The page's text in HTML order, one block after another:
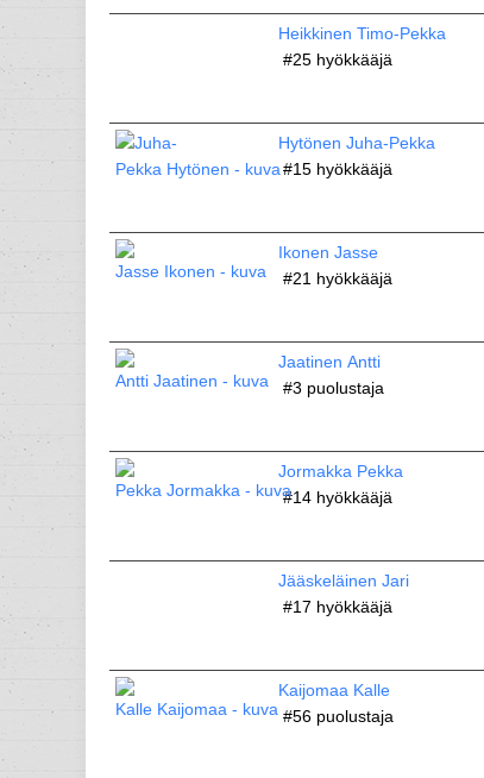
Heikkinen Timo-Pekka
#25hyökkääjä
Hytönen Juha-Pekka
#15hyökkääjä
Ikonen Jasse
#21 hyökkääjä
Jaatinen Antti
#3 puolustaja
Jormakka Pekka
#14hyökkääjä
Jääskeläinen Jari
#17 hyökkääjä
Kaijomaa Kalle
#56puolustaja